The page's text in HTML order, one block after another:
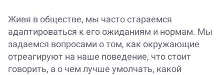
Живя в обществе, мы часто стараемся
адаптироваться к его ожиданиям и нормам. Мы
задаемся вопросами о том, как окружающие
отреагируют на наше поведение, что стоит
говорить, а о чем лучше умолчать, какой